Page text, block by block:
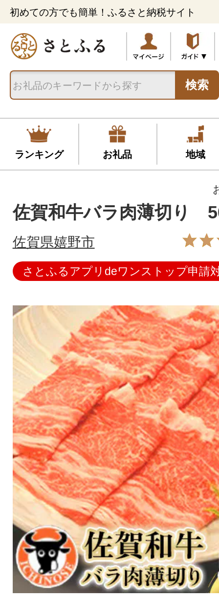
初めての方でも簡単！ふるさと納税サイト
検索
ランキング お礼品 地域
佐賀和牛バラ肉薄切り
佐賀県嬉野市
さとふるアプリdeワンストップ申請